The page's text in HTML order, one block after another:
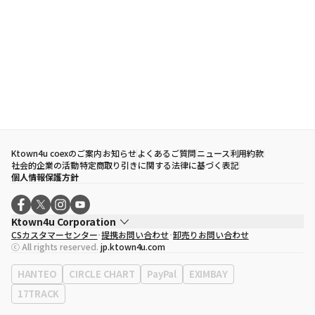
Ktown4u coexのご案内お知らせよくあるご質問ニュース利用約款
社会的企業の活動特定商取り引きに関する法律に基づく表記
個人情報保護方針
Ktown4u Corporation
代表取締役
ソン・ヒョミン
事業者登録番号120-87-71116
eContext
0120-23-7523
事務所住所
ソウル特別市江南区永東大路513、3階(三成洞、coex)
CSカスタマーセンター 提携お問い合わせ 卸売りお問い合わせ
ⓒ All rights reserved. jp.ktown4u.com
HANTEO CIRCLE CHART PayPal
EXIMBAY
17TRACK